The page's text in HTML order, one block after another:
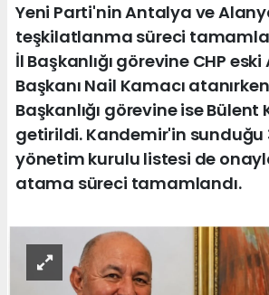
Yeni Parti'nin Antalya ve
teşkilatlanma süreci
İl Başkanlığı görevine CHP
Başkanı Nail Kamacı
Başkanlığı görevine ise
getirildi. Kandemir'in sunduğu
yönetim kurulu listesi de
atama süreci tamamlandı.